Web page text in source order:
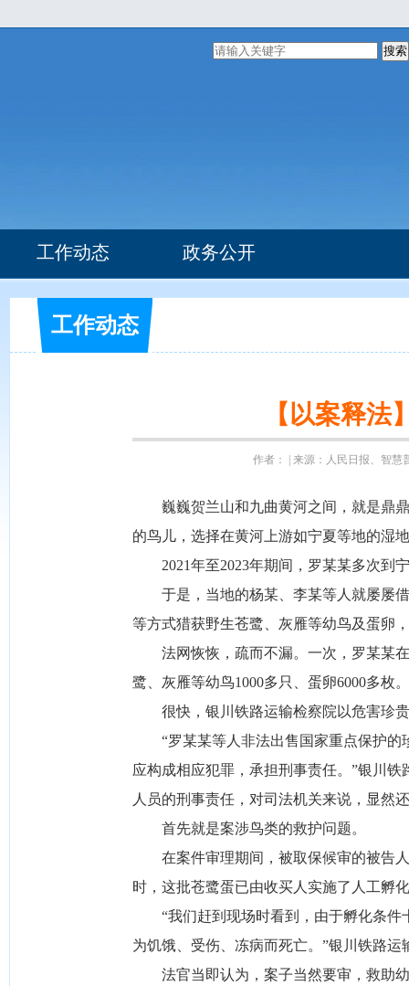
搜索
工作动态 政务公开
组织机构 部门文件
工作动态
【以案释
作者： | 来源：人民日报、智慧
巍巍贺兰山和九曲黄河之间，就是鼎鼎
的鸟儿，选择在黄河上游如宁夏等地的湿
2021年至2023年期间，罗某某多次到宁
于是，当地的杨某、李某等人就屡屡借
等方式猎获野生苍鹭、灰雁等幼鸟及蛋卵
法网恢恢，疏而不漏。一次，罗某某在
鹭、灰雁等幼鸟1000多只、蛋卵6000多枚
很快，银川铁路运输检察院以危害珍贵
“罗某某等人非法出售国家重点保护的
应构成相应犯罪，承担刑事责任。”银川
人员的刑事责任，对司法机关来说，显然
首先就是案涉鸟类的救护问题。
在案件审理期间，被取保候审的被告人
时，这批苍鹭蛋已由收买人实施了人工孵
“我们赶到现场时看到，由于孵化条件
为饥饿、受伤、冻病而死亡。”银川铁路
法官当即认为，案子当然要审，救助幼